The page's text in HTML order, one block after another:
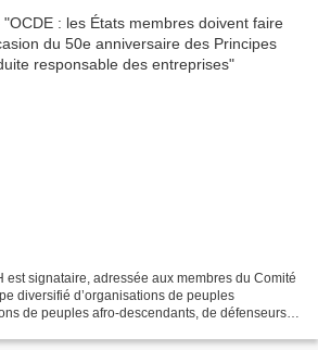
est signataire, adressée aux membres du Comité
diversifié d’organisations de peuples
de peuples afro-descendants, de défenseurs